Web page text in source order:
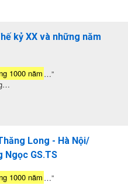
kỷ XX và những năm
1000 năm …”
Long - Hà Nội/
Ngọc GS.TS
1000 năm …”